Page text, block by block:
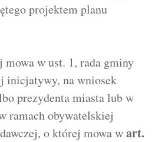
projektem planu
mowa w ust. 1, rada gminy
inicjatywy, na wniosek
prezydenta miasta lub w
ramach obywatelskiej
o której mowa wart.